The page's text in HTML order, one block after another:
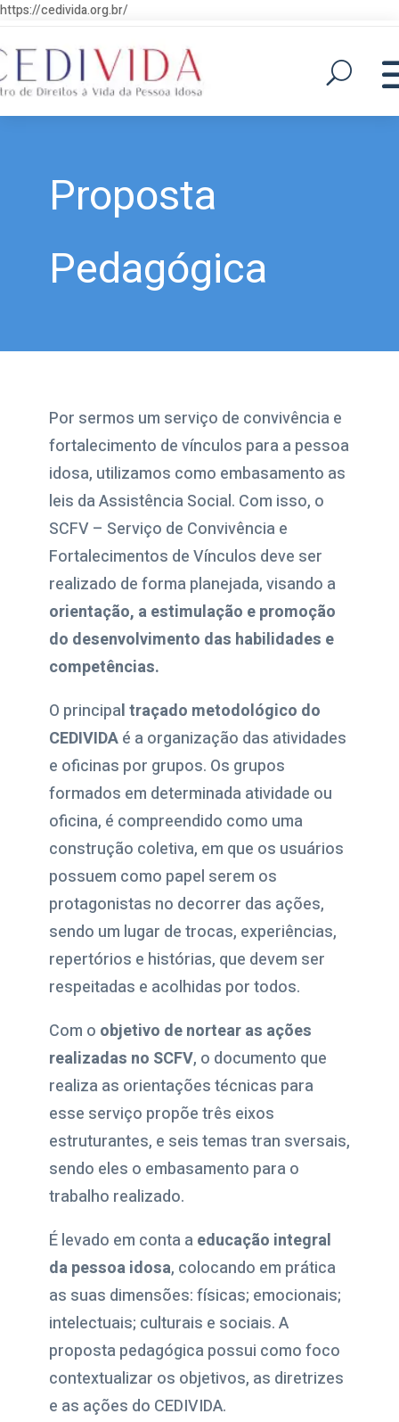
https://cedivida.org.br/
Proposta
Pedagógica
Por sermos um serviço de convivência e
fortalecimento de vínculos para a pessoa
idosa, utilizamos como embasamento as
leis da Assistência Social. Com isso, o
SCFV – Serviço de Convivência e
Fortalecimentos de Vínculos deve ser
realizado de forma planejada, visando a
orientação, a estimulação e promoção
do desenvolvimento das habilidades e
competências.
O principal traçado metodológico do
CEDIVIDAé a organização das atividades
e oficinas por grupos. Os grupos
formados em determinada atividade ou
oficina, é compreendido como uma
construção coletiva, em que os usuários
possuem como papel serem os
protagonistas no decorrer das ações,
sendo um lugar de trocas, experiências,
repertórios e histórias, que devem ser
respeitadas e acolhidas por todos.
Com o objetivo de nortear as ações
realizadas no SCFV, o documento que
realiza as orientações técnicas para
esse serviço propõe três eixos
estruturantes, e seis temas tran sversais,
sendo eles o embasamento para o
trabalho realizado.
É levado em conta aeducação integral
da pessoa idosa, colocando em prática
as suas dimensões: físicas; emocionais;
intelectuais; culturais e sociais. A
proposta pedagógica possui como foco
contextualizar os objetivos, as diretrizes
e as ações do CEDIVIDA.